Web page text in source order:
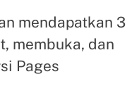
mendapatkan 3
membuka, dan
Pages